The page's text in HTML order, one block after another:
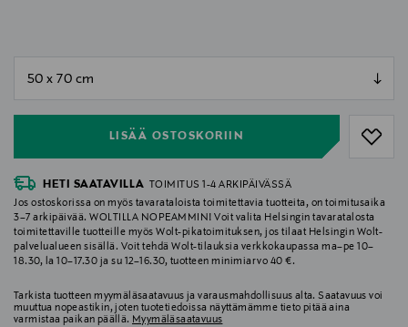
LISÄÄ OSTOSKORIIN
HETI SAATAVILLA
TOIMITUS 1-4 ARKIPÄIVÄSSÄ
Jos ostoskorissa on myös tavarataloista toimitettavia tuotteita, on toimitusaika
3–7 arkipäivää. WOLTILLA NOPEAMMIN! Voit valita Helsingin tavaratalosta
toimitettaville tuotteille myös Wolt-pikatoimituksen, jos tilaat Helsingin Wolt-
palvelualueen sisällä. Voit tehdä Wolt-tilauksia verkkokaupassa ma–pe 10–
18.30, la 10–17.30 ja su 12–16.30, tuotteen minimiarvo 40 €.
Tarkista tuotteen myymäläsaatavuus ja varausmahdollisuus alta. Saatavuus voi
muuttua nopeastikin, joten tuotetiedoissa näyttämämme tieto pitää aina
varmistaa paikan päällä. Myymäläsaatavuus